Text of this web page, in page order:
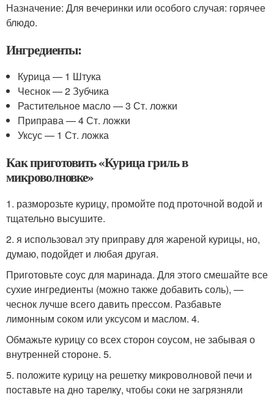
Назначение: Для вечеринки или особого случая: горячее
блюдо.
Ингредиенты:
Курица — 1 Штука
Чеснок — 2 Зубчика
Растительное масло — 3 Ст. ложки
Приправа — 4 Ст. ложки
Уксус — 1 Ст. ложка
Как приготовить «Курица гриль в
микроволновке»
1. разморозьте курицу, промойте под проточной водой и
тщательно высушите.
2. я использовал эту приправу для жареной курицы, но,
думаю, подойдет и любая другая.
Приготовьте соус для маринада. Для этого смешайте все
сухие ингредиенты (можно также добавить соль), —
чеснок лучше всего давить прессом. Разбавьте
лимонным соком или уксусом и маслом. 4.
Обмажьте курицу со всех сторон соусом, не забывая о
внутренней стороне. 5.
5. положите курицу на решетку микроволновой печи и
поставьте на дно тарелку, чтобы соки не загрязняли